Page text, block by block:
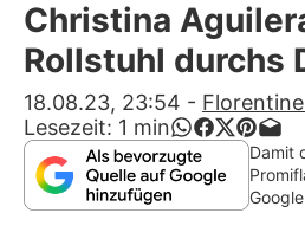
Alle Themen auf
App
Team
Christina
Rollstuhl durchs
18.08.23, 23:54 -
Lesezeit: 1 min
Damit